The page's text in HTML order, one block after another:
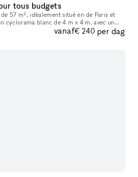
tous budgets
57 m², idéalement situé en de Paris et
cyclorama blanc de 4 m x 4 m, avec un
de couleur possible s
vanaf€ 240 per dag